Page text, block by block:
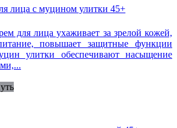
лица с муцином улитки 45+
для лица ухаживает за зрелой кожей,
повышает защитные функции
улитки обеспечивают насыщение